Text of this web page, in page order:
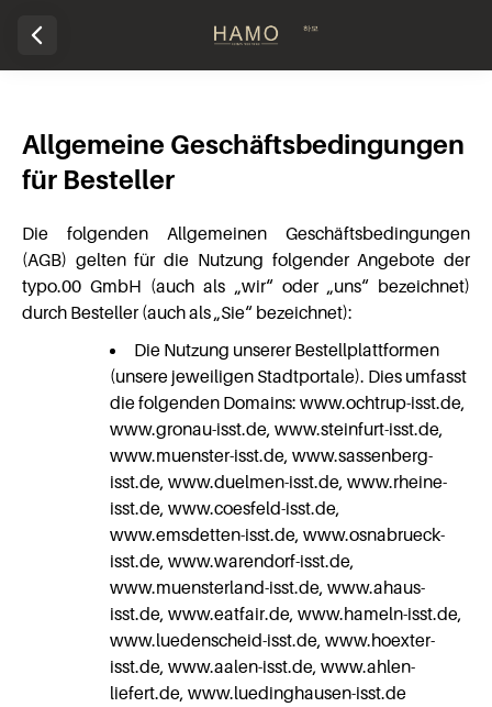
Allgemeine Geschäftsbedingungen
für Besteller
Die folgenden Allgemeinen Geschäftsbedingungen
(AGB) gelten für die Nutzung folgender Angebote der
typo.00 GmbH (auch als „wir“ oder „uns“ bezeichnet)
durch Besteller (auch als „Sie“ bezeichnet):
Die Nutzung unserer Bestellplattformen
(unsere jeweiligen Stadtportale). Dies umfasst
die folgenden Domains: www.ochtrup-isst.de,
www.gronau-isst.de, www.steinfurt-isst.de,
www.muenster-isst.de, www.sassenberg-
isst.de, www.duelmen-isst.de, www.rheine-
isst.de, www.coesfeld-isst.de,
www.emsdetten-isst.de, www.osnabrueck-
isst.de, www.warendorf-isst.de,
www.muensterland-isst.de, www.ahaus-
isst.de, www.eatfair.de, www.hameln-isst.de,
www.luedenscheid-isst.de, www.hoexter-
isst.de, www.aalen-isst.de, www.ahlen-
liefert.de, www.luedinghausen-isst.de